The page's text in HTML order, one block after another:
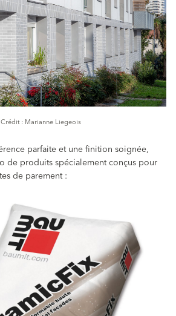
Crédit : Marianne Liegeois
parfaite et une finition soignée,
de produits spécialement conçus pour
de parement :